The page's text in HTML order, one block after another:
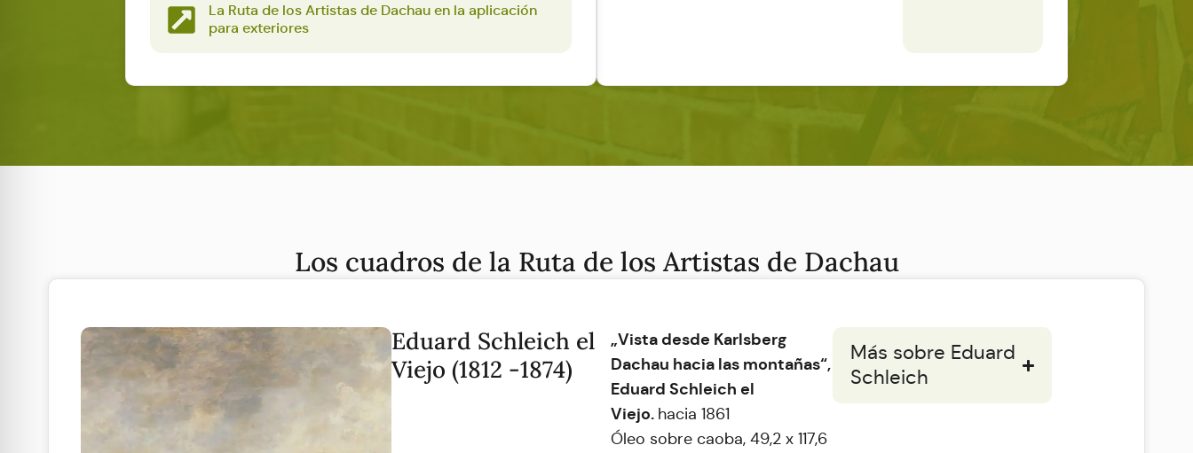
La Ruta de los Artistas de Dachau en la aplicación
para exteriores
Los cuadros de la Ruta de los Artistas de Dachau
Eduard Schleich el
Viejo (1812 -1874)
„Vista desde Karlsberg
Dachau hacia las montañas“,
Eduard Schleich el
Viejo. hacia 1861
Óleo sobre caoba, 49,2 x 117,6
Más sobre Eduard
Schleich